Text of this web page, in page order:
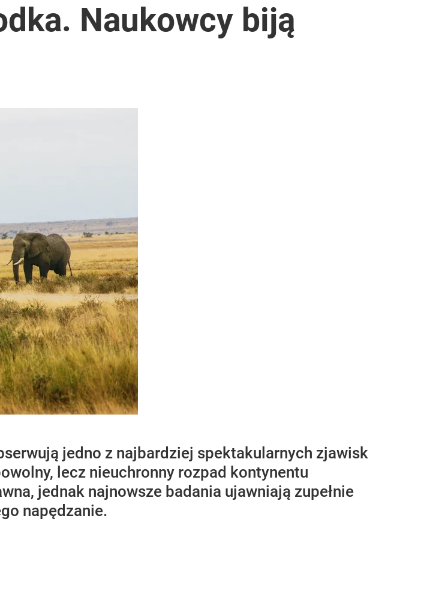
Naukowcy biją
jedno z najbardziej spektakularnych zjawisk
lecz nieuchronny rozpad kontynentu
jednak najnowsze badania ujawniają zupełnie
napędzanie.